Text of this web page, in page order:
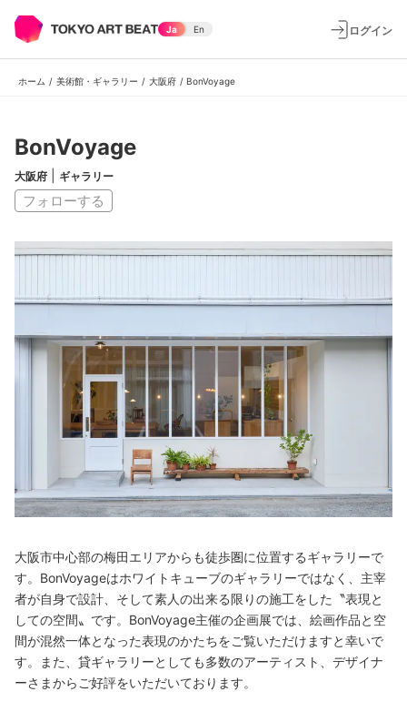
Ja En ログイン
ホーム / 美術館・ギャラリー / 大阪府 / BonVoyage
BonVoyage
大阪府 ギャラリー
フォローする
大阪市中心部の梅田エリアからも徒歩圏に位置するギャラリーで
す。BonVoyageはホワイトキューブのギャラリーではなく、主宰
者が自身で設計、そして素人の出来る限りの施工をした〝表現と
しての空間〟です。BonVoyage主催の企画展では、絵画作品と空
間が混然一体となった表現のかたちをご覧いただけますと幸いで
す。また、貸ギャラリーとしても多数のアーティスト、デザイナ
ーさまからご好評をいただいております。